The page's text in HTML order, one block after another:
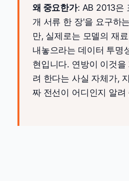
왜 중요한가: AB 2013은
개 서류 한 장'을 요구하
만, 실제로는 모델의 재
내놓으라는 데이터 투명
현입니다. 연방이 이것을
려 한다는 사실 자체가,
짜 전선이 어디인지 알려